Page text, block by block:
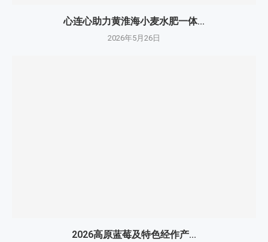
心连心助力黄淮海小麦水肥一体...
2026年5月26日
2026高原蓝莓及特色经作产...